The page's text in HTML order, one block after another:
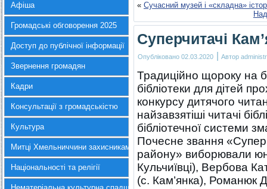
Афіша
Громадські обговорення 2025
Доступ до публічної інформації
Звернення громадян
Кадри
Консультації з громадськістю
Культура
Митці Хмельниччини захисникам України
Національності та релігії
« Сучасний музей і «складна»
Суперчитачі
Опубліковано 02.03.2020 | Автор
Традиційно щороку на
бібліотеки для дітей
конкурсу дитячого
найзавзятіші читачі
бібліотечної системи
Почесне звання
району» виборювали
Кульчиївці), Вербова
(с. Кам’янка), Романюк